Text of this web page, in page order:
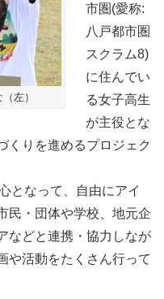
左）
市圏(愛称:
八戸都市圏
スクラム8)
に住んでい
る女子高生
が主役とな
くりを進めるプロジェク
となって、自由にアイ
民・団体や学校、地元企
などと連携・協力しなが
や活動をたくさん行って